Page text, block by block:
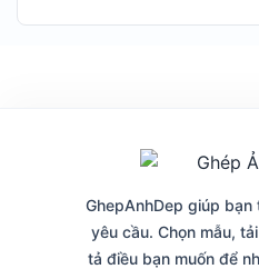
GhepAnhDep giúp bạn
yêu cầu. Chọn mẫu,
tả điều bạn muốn để